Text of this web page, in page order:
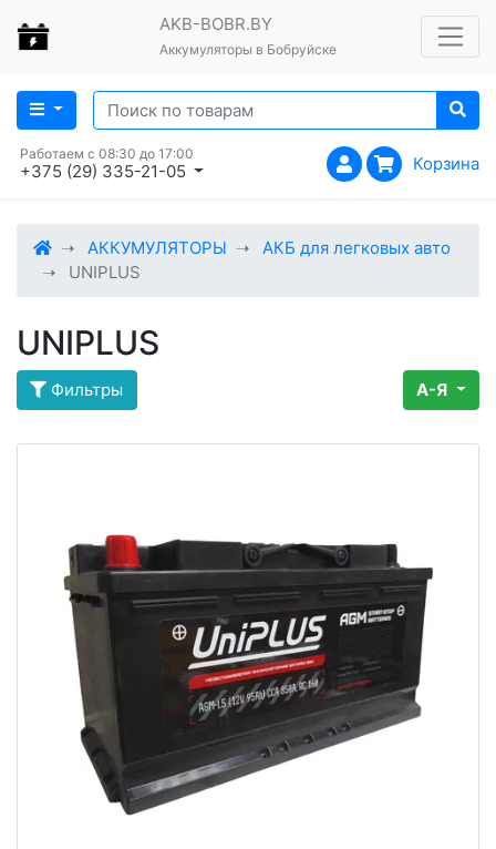
AKB-BOBR.BY
Аккумуляторы в Бобруйске
Работаем с 08:30 до 17:00
+375 (29) 335-21-05 Корзина
АККУМУЛЯТОРЫ
АКБ для легковых авто
UNIPLUS
UNIPLUS
Фильтры А-Я